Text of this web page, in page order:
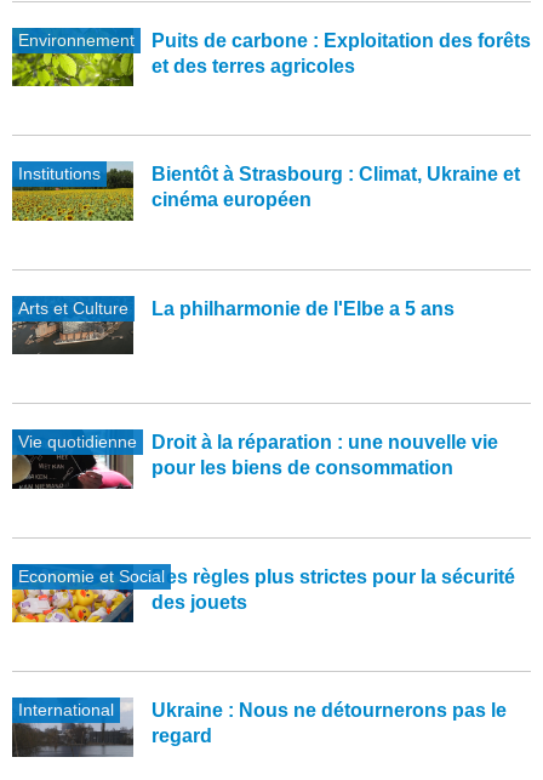
Environnement
Puits de carbone : Exploitation des forêts
et des terres agricoles
Institutions
Bientôt à Strasbourg : Climat, Ukraine et
cinéma européen
Arts et Culture La philharmonie de l'Elbe a 5 ans
Vie quotidienne
Droit à la réparation : une nouvelle vie
pour les biens de consommation
Economie et SocialDes règles plus strictes pour la sécurité
des jouets
International
Ukraine : Nous ne détournerons pas le
regard